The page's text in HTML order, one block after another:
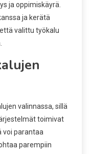
ja oppimiskäyrä.
ja kerätä
valittu työkalu
valinnassa, sillä
toimivat
voi parantaa
parempiin